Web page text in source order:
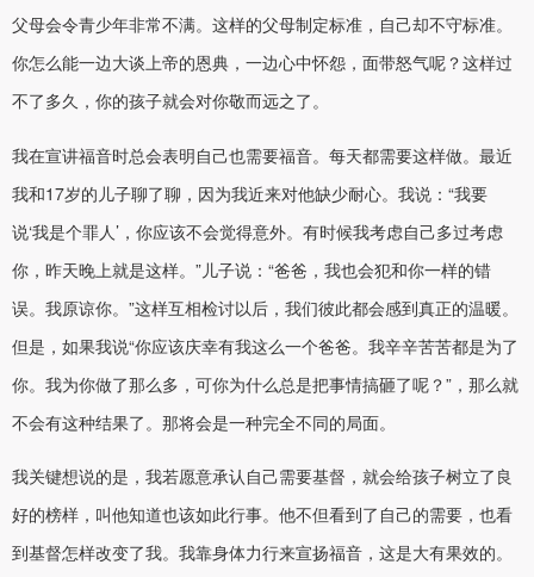
父母会令青少年非常不满。这样的父母制定标准，自己却不守标准。
你怎么能一边大谈上帝的恩典，一边心中怀怨，面带怒气呢？这样过
不了多久，你的孩子就会对你敬而远之了。
我在宣讲福音时总会表明自己也需要福音。每天都需要这样做。最近
我和17岁的儿子聊了聊，因为我近来对他缺少耐心。我说：“我要
说‘我是个罪人’，你应该不会觉得意外。有时候我考虑自己多过考虑
你，昨天晚上就是这样。”儿子说：“爸爸，我也会犯和你一样的错
误。我原谅你。”这样互相检讨以后，我们彼此都会感到真正的温暖。
但是，如果我说“你应该庆幸有我这么一个爸爸。我辛辛苦苦都是为了
你。我为你做了那么多，可你为什么总是把事情搞砸了呢？”，那么就
不会有这种结果了。那将会是一种完全不同的局面。
我关键想说的是，我若愿意承认自己需要基督，就会给孩子树立了良
好的榜样，叫他知道也该如此行事。他不但看到了自己的需要，也看
到基督怎样改变了我。我靠身体力行来宣扬福音，这是大有果效的。